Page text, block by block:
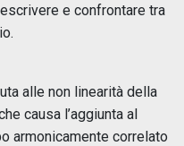
e confrontare tra
alle non linearità della
causa l’aggiunta al
armonicamente correlato